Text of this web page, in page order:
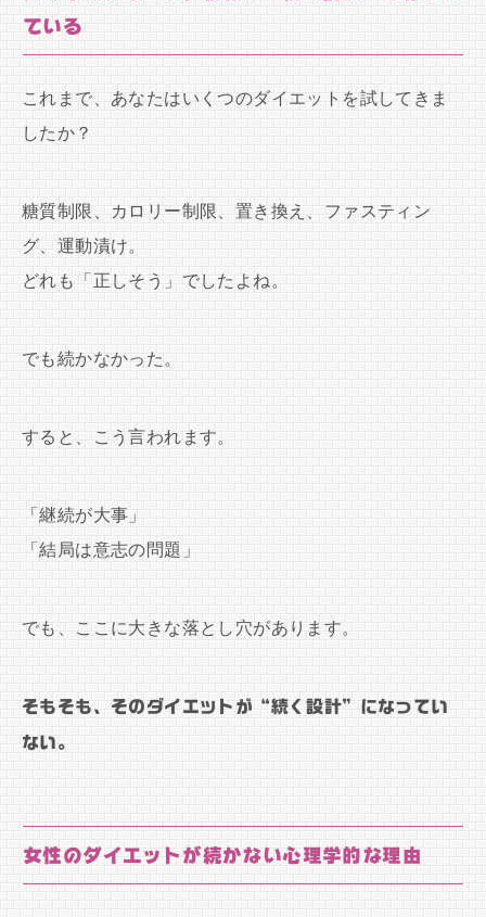
ている
これまで、あなたはいくつのダイエットを試してきま
したか？
糖質制限、カロリー制限、置き換え、ファスティン
グ、運動漬け。
どれも「正しそう」でしたよね。
でも続かなかった。
すると、こう言われます。
「継続が大事」
「結局は意志の問題」
でも、ここに大きな落とし穴があります。
そもそも、そのダイエットが“続く設計”になってい
ない。
女性のダイエットが続かない心理学的な理由